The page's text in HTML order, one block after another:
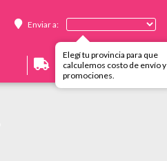
Enviar a:
Elegí tu provincia para que
calculemos costo de envío y
promociones.
Envíos a todo el país